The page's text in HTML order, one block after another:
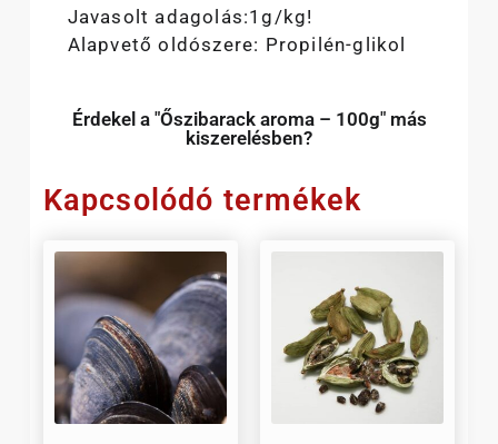
Javasolt adagolás:1g/kg!
Alapvető oldószere: Propilén-glikol
Érdekel a "Őszibarack aroma – 100g" más
kiszerelésben?
Kapcsolódó termékek